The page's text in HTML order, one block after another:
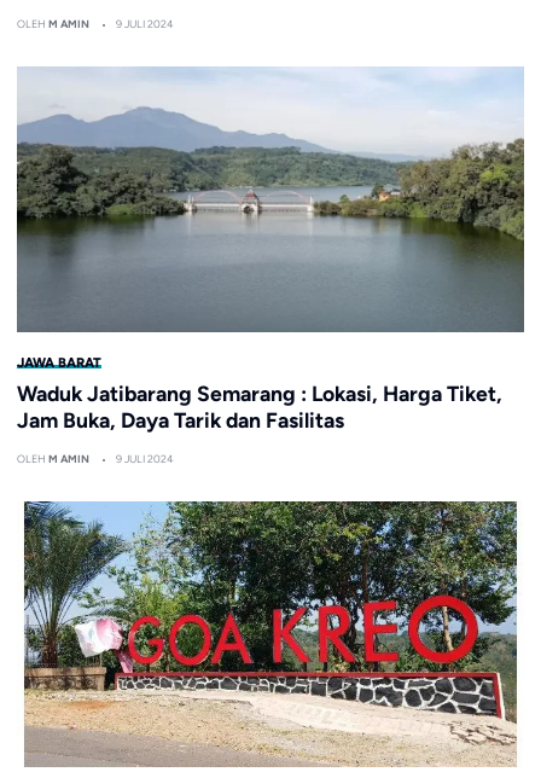
OLEH M AMIN 9 JULI 2024
JAWA BARAT
Waduk Jatibarang Semarang : Lokasi, Harga Tiket,
Jam Buka, Daya Tarik dan Fasilitas
OLEH M AMIN 9 JULI 2024